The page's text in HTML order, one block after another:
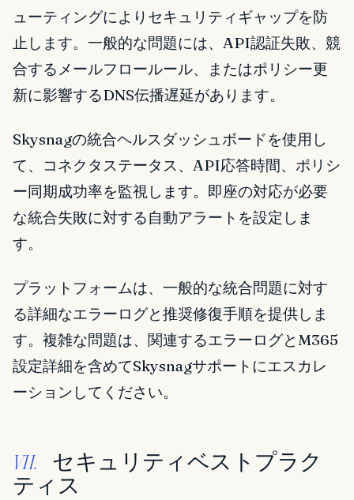
ューティングによりセキュリティギャップを防
止します。一般的な問題には、API認証失敗、競
合するメールフロールール、またはポリシー更
新に影響するDNS伝播遅延があります。
Skysnagの統合ヘルスダッシュボードを使用し
て、コネクタステータス、API応答時間、ポリシ
ー同期成功率を監視します。即座の対応が必要
な統合失敗に対する自動アラートを設定しま
す。
プラットフォームは、一般的な統合問題に対す
る詳細なエラーログと推奨修復手順を提供しま
す。複雑な問題は、関連するエラーログとM365
設定詳細を含めてSkysnagサポートにエスカレ
ーションしてください。
VII.
セキュリティベストプラク
ティス